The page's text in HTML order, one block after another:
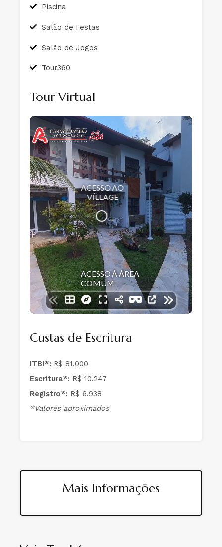
Piscina
Salão de Festas
Salão de Jogos
Tour360
Tour Virtual
Custas de Escritura
ITBI*: R$ 81.000
Escritura*: R$ 10.247
Registro*: R$ 6.938
*Valores aproximados
Mais Informações